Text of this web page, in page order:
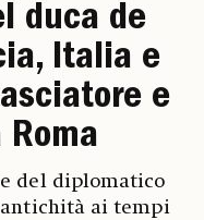
duca de
Italia e
e
del diplomatico
ai tempi